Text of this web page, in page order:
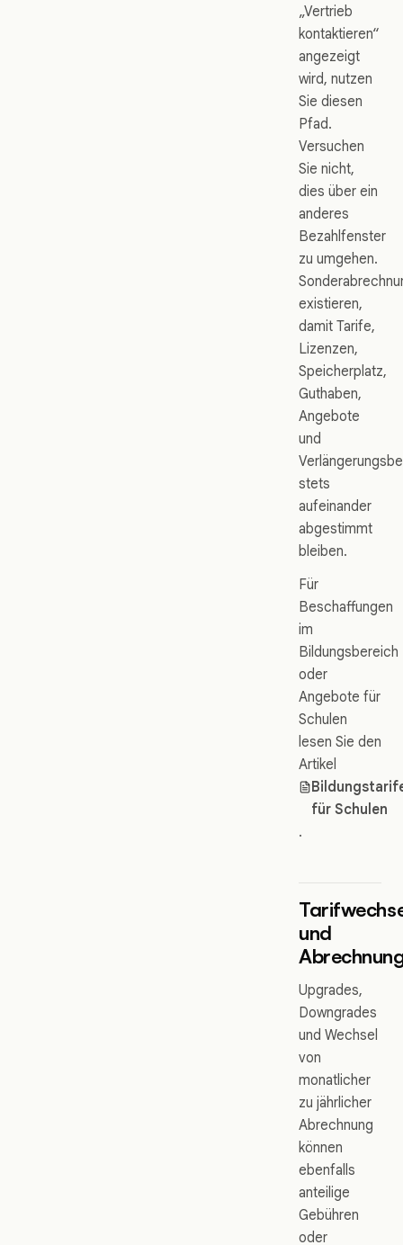
„Vertrieb
kontaktieren“
angezeigt
wird, nutzen
Sie diesen
Pfad.
Versuchen
Sie nicht,
dies über ein
anderes
Bezahlfenster
zu umgehen.
existieren,
damit Tarife,
Lizenzen,
Speicherplatz,
Guthaben,
Angebote
und
stets
aufeinander
abgestimmt
bleiben.
Für
Beschaffungen
im
Bildungsbereich
oder
Angebote für
Schulen
lesen Sie den
Artikel
für Schulen
.
und
Upgrades,
Downgrades
und Wechsel
von
monatlicher
zu jährlicher
Abrechnung
können
ebenfalls
anteilige
Gebühren
oder